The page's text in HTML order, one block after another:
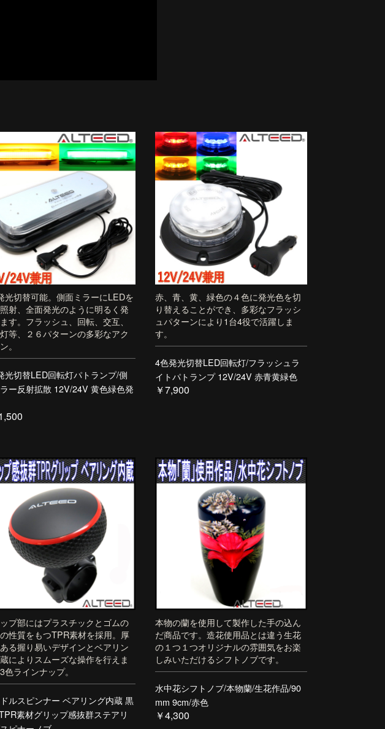
光切替可能。側面ミラーにLEDを
射、全面発光のように明るく発
す。フラッシュ、回転、交互、
等、２６パターンの多彩なアク
。
光切替LED回転灯パトランプ/側
ー反射拡散 12V/24V 黄色緑色発
赤、青、黄、緑色の４色に発光色を切
り替えることができ、多彩なフラッシ
ュパターンにより1台4役で活躍しま
す。
4色発光切替LED回転灯/フラッシュラ
イトパトランプ 12V/24V 赤青黄緑色
￥7,900
プ部にはプラスチックとゴムの
性質をもつTPR素材を採用。厚
る握り易いデザインとベアリン
によりスムーズな操作を行えま
色ラインナップ。
ルスピンナー ベアリング内蔵 黒
素材グリップ感抜群ステアリ
本物の蘭を使用して製作した手の込ん
だ商品です。造花使用品とは違う生花
の１つ１つオリジナルの雰囲気をお楽
しみいただけるシフトノブです。
水中花シフトノブ/本物蘭/生花作品/90
mm 9cm/赤色
￥4,300